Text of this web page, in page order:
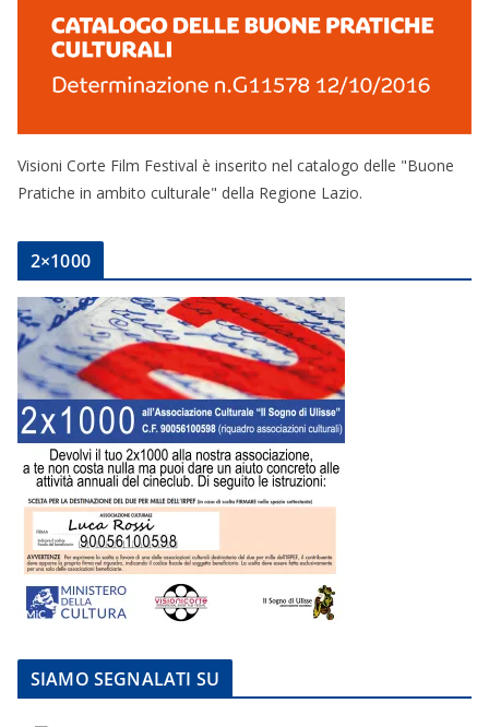
Visioni Corte Film Festival è inserito nel catalogo delle "Buone
Pratiche in ambito culturale" della Regione Lazio.
2×1000
SIAMO SEGNALATI SU